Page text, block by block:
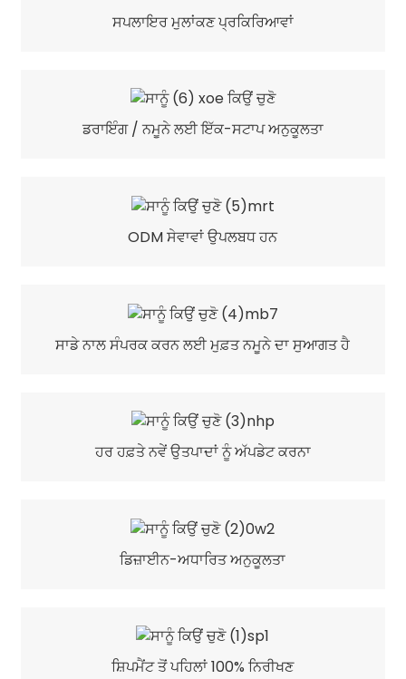
ਸਪਲਾਇਰ ਮੁਲਾਂਕਣ ਪ੍ਰਕਿਰਿਆਵਾਂ
ਡਰਾਇੰਗ / ਨਮੂਨੇ ਲਈ ਇੱਕ-ਸਟਾਪ ਅਨੁਕੂਲਤਾ
ODM ਸੇਵਾਵਾਂ ਉਪਲਬਧ ਹਨ
ਸਾਡੇ ਨਾਲ ਸੰਪਰਕ ਕਰਨ ਲਈ ਮੁਫ਼ਤ ਨਮੂਨੇ ਦਾ ਸੁਆਗਤ ਹੈ
ਹਰ ਹਫ਼ਤੇ ਨਵੇਂ ਉਤਪਾਦਾਂ ਨੂੰ ਅੱਪਡੇਟ ਕਰਨਾ
ਡਿਜ਼ਾਈਨ-ਅਧਾਰਿਤ ਅਨੁਕੂਲਤਾ
ਸ਼ਿਪਮੈਂਟ ਤੋਂ ਪਹਿਲਾਂ 100% ਨਿਰੀਖਣ